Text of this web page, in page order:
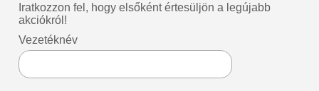
Iratkozzon fel, hogy elsőként értesüljön a legújabb
akciókról!
Vezetéknév